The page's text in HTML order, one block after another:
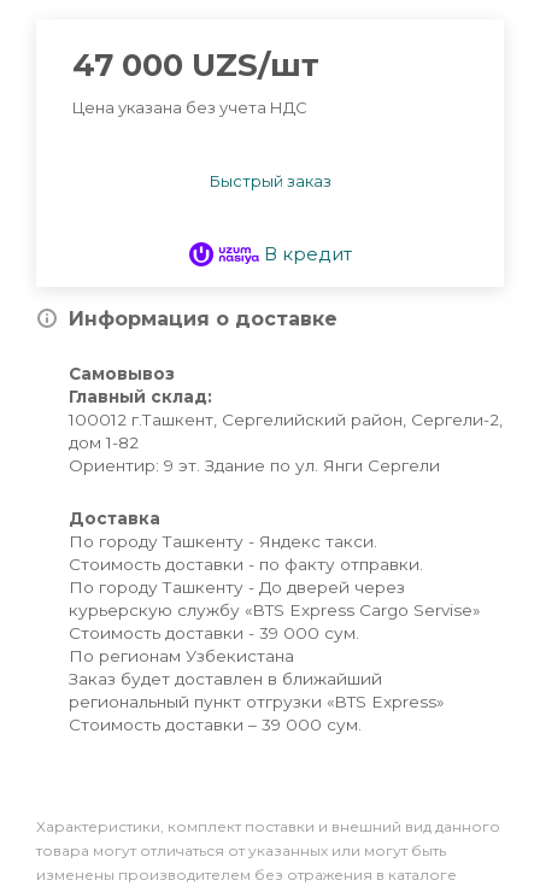
47 000 UZS/шт
Цена указана без учета НДС
Быстрый заказ
В кредит
Информация о доставке
Самовывоз
Главный склад:
100012 г.Ташкент, Сергелийский район, Сергели-2,
дом 1-82
Ориентир: 9 эт. Здание по ул. Янги Сергели
Доставка
По городу Ташкенту - Яндекс такси.
Стоимость доставки - по факту отправки.
По городу Ташкенту - До дверей через
курьерскую службу «BTS Express Cargo Servise»
Стоимость доставки - 39 000 сум.
По регионам Узбекистана
Заказ будет доставлен в ближайший
региональный пункт отгрузки «BTS Express»
Стоимость доставки – 39 000 сум.
Xарактеристики, комплект поставки и внешний вид данного
товара могут отличаться от указанных или могут быть
изменены производителем без отражения в каталоге